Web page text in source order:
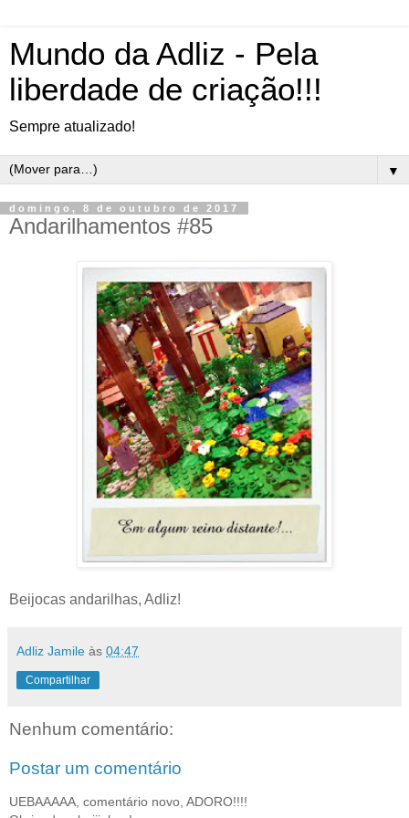
Mundo da Adliz - Pela
liberdade de criação!!!
Sempre atualizado!
▼
domingo, 8 de outubro de 2017
Andarilhamentos #85
Beijocas andarilhas, Adliz!
Adliz Jamile às 04:47
Compartilhar
Nenhum comentário:
Postar um comentário
UEBAAAAA, comentário novo, ADORO!!!!